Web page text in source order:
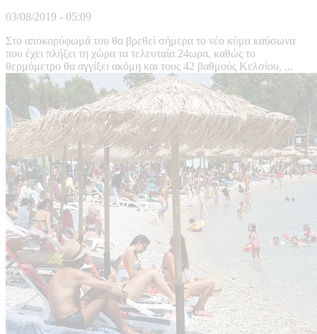
03/08/2019 - 05:09
Στο αποκορύφωμά του θα βρεθεί σήμερα το νέο κύμα καύσωνα
που έχει πλήξει τη χώρα τα τελευταία 24ωρα, καθώς το
θερμόμετρο θα αγγίξει ακόμη και τους 42 βαθμούς Κελσίου, ...